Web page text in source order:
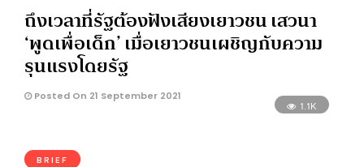
ถึงเวลาที่รัฐต้องฟังเสียงเยาวชน เสวนา
‘พูดเพื่อเด็ก’ เมื่อเยาวชนเผชิญกับความ
รุนแรงโดยรัฐ
Posted On 21 September 2021
1.1K
BRIEF